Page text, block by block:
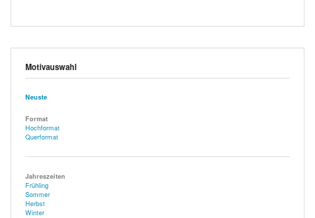
Motivauswahl
Neuste
Format
Hochformat
Querformat
Jahreszeiten
Frühling
Sommer
Herbst
Winter